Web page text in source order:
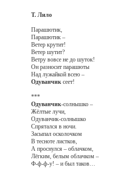
Т. Лило
Парашютик,
Парашютик –
Ветер крутит!
Ветер шутит?
Ветру вовсе не до шуток!
Он разносит парашюты
Над лужайкой всею –
Одуванчиксеет!
***
Одуванчик-солнышко –
Жёлтые лучи,
Одуванчик-солнышко
Спрятался в ночи.
Засыпал осколочком
В тесноте листков,
А проснулся – облачком,
Лёгким, белым облачком –
Ф-ф-ф-у! – и был таков…